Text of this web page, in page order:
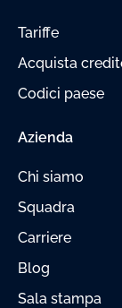
Tariffe
Acquista
Codici paese
Azienda
Chi siamo
Squadra
Carriere
Blog
Sala stampa